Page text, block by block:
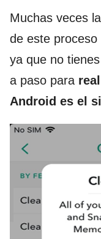
Muchas veces
de este proceso
ya que no
a paso para
Android es el